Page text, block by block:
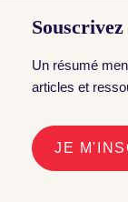
Un résumé
articles et
JE